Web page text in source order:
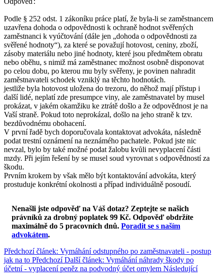
Podle § 252 odst. 1 zákoníku práce platí, že byla-li se zaměstnancem
uzavřena dohoda o odpovědnosti k ochraně hodnot svěřených
zaměstnanci k vyúčtování (dále jen „dohoda o odpovědnosti za
svěřené hodnoty“), za které se považují hotovost, ceniny, zboží,
zásoby materiálu nebo jiné hodnoty, které jsou předmětem obratu
nebo oběhu, s nimiž má zaměstnanec možnost osobně disponovat
po celou dobu, po kterou mu byly svěřeny, je povinen nahradit
zaměstnavateli schodek vzniklý na těchto hodnotách.
jestliže byla hotovost uložena do trezoru, do něhož mají přístup i
další lidé, neplatí zde presumpce viny, ale zaměstnavatel by musel
prokázat, v jakém okamžiku ke ztrátě došlo a že odpovědnost je na
Vaší straně. Pokud toto neprokázal, došlo na jeho straně k tzv.
bezdůvodnému obohacení.
V první řadě bych doporučovala kontaktovat advokáta, následně
podat trestní oznámení na neznámého pachatele. Pokud jste nic
nevzal, bylo by také možné podat žalobu kvůli nevyplacení části
mzdy. Při jejím řešení by se musel soud vyrovnat s odpovědností za
škodu.
Prvním krokem by však mělo být kontaktování advokáta, který
prostuduje konkrétní okolnosti a případ individuálně posoudí.
Nenašli jste odpověď na Váš dotaz? Zeptejte se našich
právníků za drobný poplatek 99 Kč. Odpověď obdržíte
maximálně do 5 pracovních dnů. Poradit se s naším
advokátem.
Předchozí článek: Vymáhání odstupného po zaměstnavateli - postup
jak na to Předchozí Další článek: Vymáhání náhrady škody po
účetní - vyplacení peněz na podvodný účet omylem Následující